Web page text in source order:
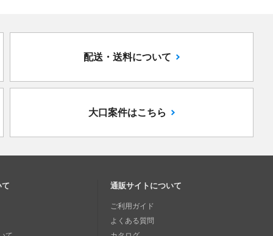
配送・送料について
大口案件はこちら
通販サイトについて
ご利用ガイド
よくある質問